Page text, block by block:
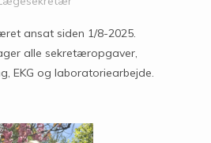
ansat siden 1/8-2025.
alle sekretæropgaver,
EKG og laboratoriearbejde.